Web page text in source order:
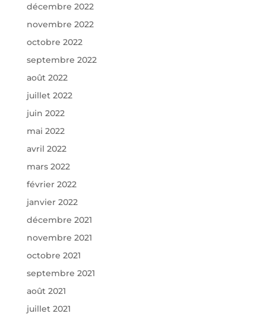
décembre 2022
novembre 2022
octobre 2022
septembre 2022
août 2022
juillet 2022
juin 2022
mai 2022
avril 2022
mars 2022
février 2022
janvier 2022
décembre 2021
novembre 2021
octobre 2021
septembre 2021
août 2021
juillet 2021